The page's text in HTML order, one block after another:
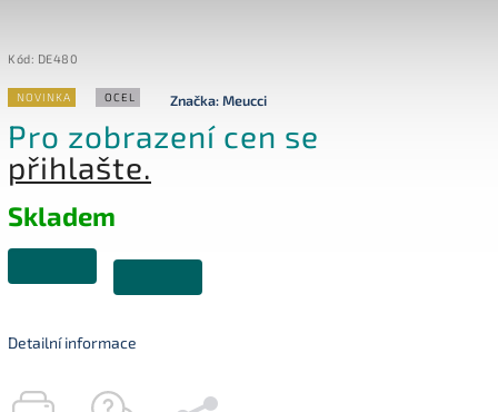
Kód: DE480
NOVINKA OCEL Značka:Meucci
Pro zobrazení cen se
přihlašte.
Skladem
Detailní informace